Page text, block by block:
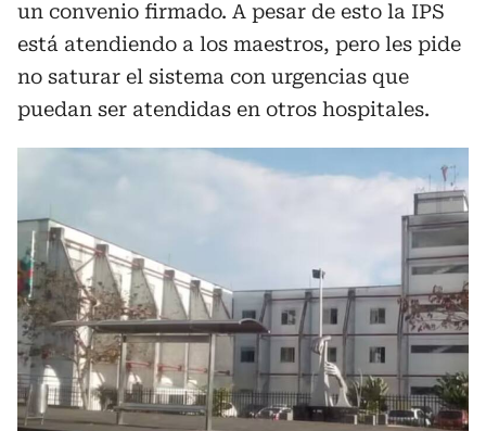
un convenio firmado. A pesar de esto la IPS
está atendiendo a los maestros, pero les pide
no saturar el sistema con urgencias que
puedan ser atendidas en otros hospitales.